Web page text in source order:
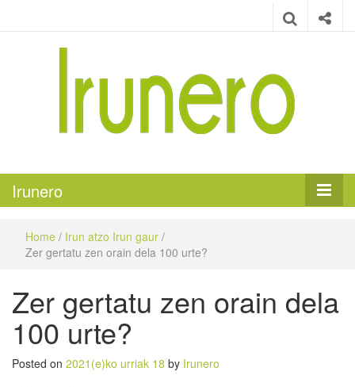
Irunero
Home / Irun atzo Irun gaur /
Zer gertatu zen orain dela 100 urte?
Zer gertatu zen orain dela
100 urte?
Posted on 2021(e)ko urriak 18 by Irunero